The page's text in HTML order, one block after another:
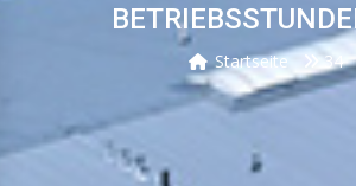
Startseite 34